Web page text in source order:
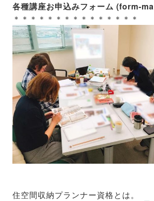
各種講座お申込みフォーム (form-
＊＊＊＊＊＊＊＊＊＊＊＊＊＊＊
住空間収納プランナー資格とは。